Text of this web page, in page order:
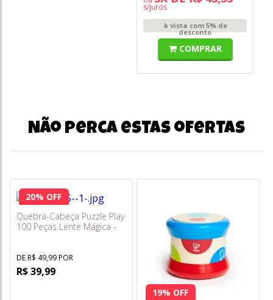
s/juros
à vista com 5% de
desconto
COMPRAR
Não perca estas ofertas
20% OFF
Quebra-Cabeça Puzzle Play
100 Peças Lente Mágica -
DE R$ 49,99 POR
R$ 39,99
19% OFF